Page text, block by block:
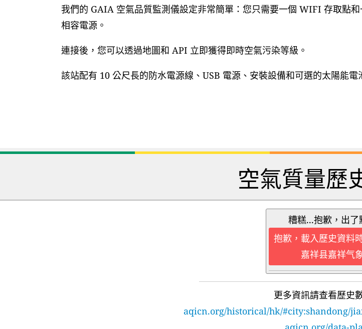
我們的 GAIA 空氣品質監測儀設定非常簡單：您只需要一個 WIFI 存取點和
相容電源。
連接後，您可以透過地圖和 API 立即獲得即時空氣污染等級。
該站配有 10 公尺長的防水電源線、USB 電源、安裝設備和可選的太陽能電
空氣質量歷
糟糕...抱歉，出了
抱歉，載入歷史資料
嘉祥县嘉祥气
更多資訊請查看歷史
aqicn.org/historical/hk/#city:shandong/